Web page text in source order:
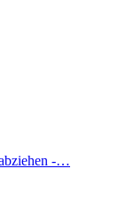
-…